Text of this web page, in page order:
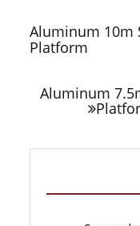
Aluminum 10m
Platform
Aluminum